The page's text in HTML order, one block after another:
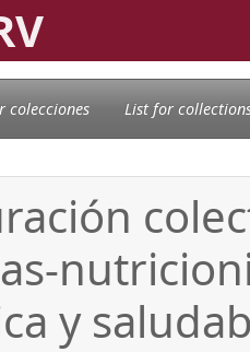
colecciones List for
y